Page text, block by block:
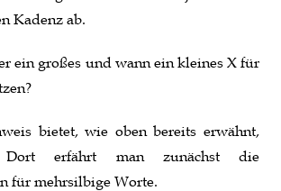
Kadenz ab.
ein großes und wann ein kleines X für
bietet, wie oben bereits erwähnt,
erfährt man zunächst die
für mehrsilbige Worte.